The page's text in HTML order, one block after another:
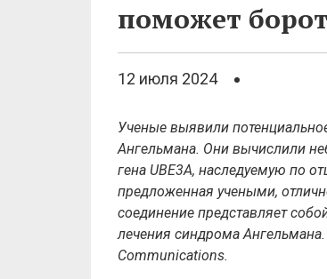
поможет
12 июля 2024
Ученые выявили
Ангельмана. Они вычислили
гена UBE3A, наследуемую по
предложенная учеными,
соединение представляет
лечения синдрома
Communications.